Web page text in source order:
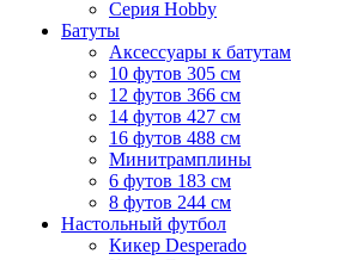
Серия Hobby
Батуты
Аксессуары к батутам
10 футов 305 см
12 футов 366 см
14 футов 427 см
16 футов 488 см
Минитрамплины
6 футов 183 см
8 футов 244 см
Настольный футбол
Кикер Desperado